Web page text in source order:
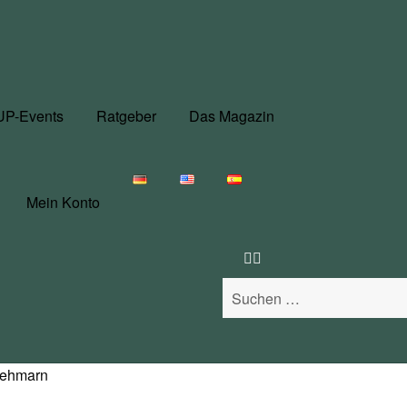
Events Ratgeber Das Magazin
Mein Konto
Suchen
nach: